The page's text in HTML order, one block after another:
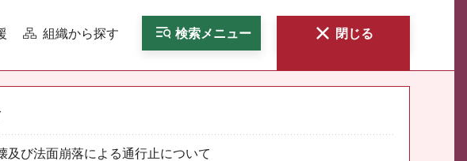
組織から探す 検索メニュー 閉じる
及び法面崩落による通行止について